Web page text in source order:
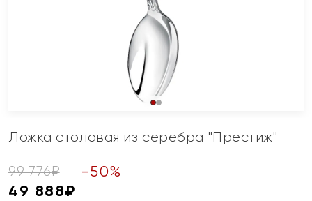
Ложка столовая из серебра "Престиж"
99 776₽ -50%
49 888₽